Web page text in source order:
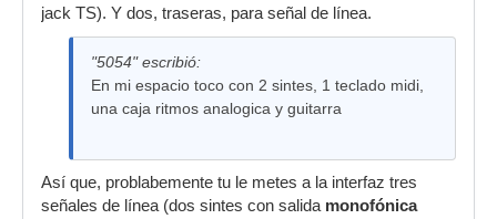
jack TS). Y dos, traseras, para señal de línea.
"5054" escribió:
En mi espacio toco con 2 sintes, 1 teclado midi,
una caja ritmos analogica y guitarra
Así que, problabemente tu le metes a la interfaz tres
señales de línea (dos sintes con salida monofónica